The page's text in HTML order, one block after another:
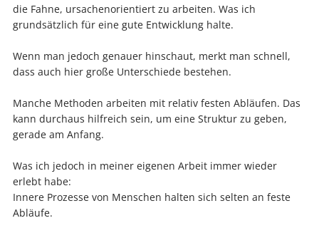
die Fahne, ursachenorientiert zu arbeiten. Was ich
grundsätzlich für eine gute Entwicklung halte.
Wenn man jedoch genauer hinschaut, merkt man schnell,
dass auch hier große Unterschiede bestehen.
Manche Methoden arbeiten mit relativ festen Abläufen. Das
kann durchaus hilfreich sein, um eine Struktur zu geben,
gerade am Anfang.
Was ich jedoch in meiner eigenen Arbeit immer wieder
erlebt habe:
Innere Prozesse von Menschen halten sich selten an feste
Abläufe.